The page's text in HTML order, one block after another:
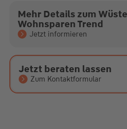
Mehr Details zum
Wohnsparen Trend
Jetzt informieren
Jetzt beraten lassen
Zum Kontaktformular